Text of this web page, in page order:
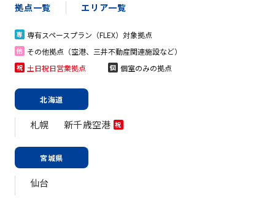
拠点一覧 エリア一覧
専 専有スペースプラン（FLEX）対象拠点
他 その他拠点（空港、三井不動産関連施設など）
祝 土日祝日営業拠点 個 個室のみの拠点
北海道
札幌 新千歳空港 祝
宮城県
仙台